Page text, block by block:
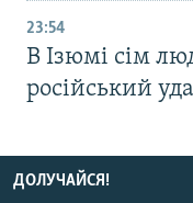
23:54
В Ізюмі сім
російський
ДОЛУЧАЙСЯ!